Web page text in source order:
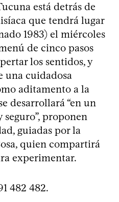
está detrás de
que tendrá lugar
1983) el miércoles
de cinco pasos
los sentidos, y
una cuidadosa
aditamento a la
desarrollará “en un
proponen
guiadas por la
quien compartirá
experimentar.
482 482.